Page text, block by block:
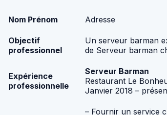
Nom Prénom Adresse
Objectif
professionnel
Un serveur barman
de Serveur barman
Expérience
professionnelle
Serveur Barman
Restaurant Le
Janvier 2018 –
– Fournir un service